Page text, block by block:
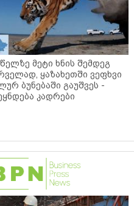
მეტი ხნის შემდეგ
ყაზახეთში ვეფხვი
ბუნებაში გაუშვეს -
კადრები